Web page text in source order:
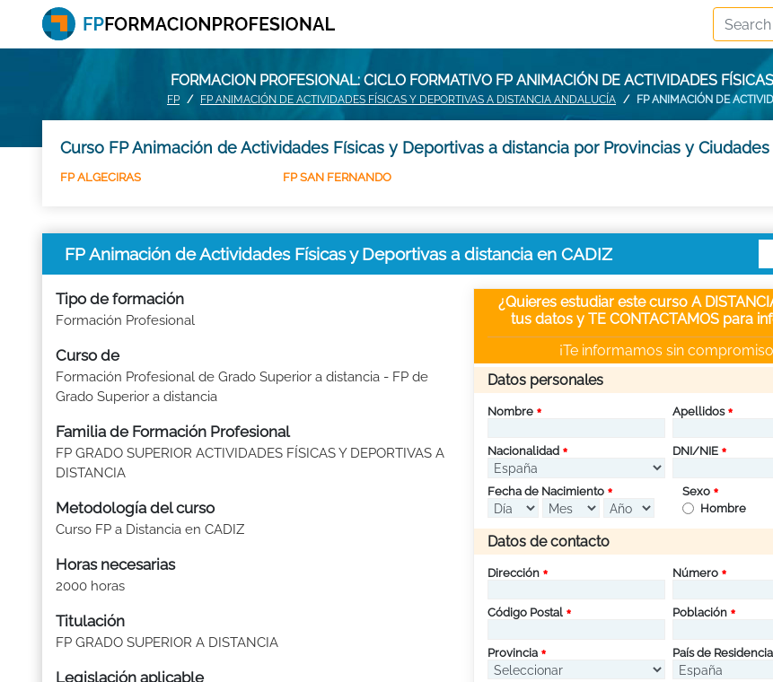
FORMACION PROFESIONAL: CICLO FORMATIVO FP ANIMACIÓN DE ACTIVIDADES
FP FP ANIMACIÓN DE ACTIVIDADES FÍSICAS Y DEPORTIVAS A DISTANCIA ANDALUCÍA FP ANIMACIÓN DE
Curso FP Animación de Actividades Físicas y Deportivas a distancia por Provincias y Ciudades
FP ALGECIRAS FP SAN FERNANDO
FP Animación de Actividades Físicas y Deportivas a distancia en CADIZ
Tipo de formación
Formación Profesional
Curso de
Formación Profesional de Grado Superior a distancia - FP de
Grado Superior a distancia
Familia de Formación Profesional
FP GRADO SUPERIOR ACTIVIDADES FÍSICAS Y DEPORTIVAS A
DISTANCIA
Metodología del curso
Curso FP a Distancia en CADIZ
Horas necesarias
2000 horas
Titulación
FP GRADO SUPERIOR A DISTANCIA
Legislación aplicable
¿Quieres estudiar este curso A
tus datos y TE CONTACTAMOS para
¡Te informamos sin
Datos personales
Nombre Apellidos
Nacionalidad DNI/NIE
Fecha de Nacimiento
Sexo
Hombre
Datos de contacto
Dirección Número
Código Postal Población
Provincia País de Residencia